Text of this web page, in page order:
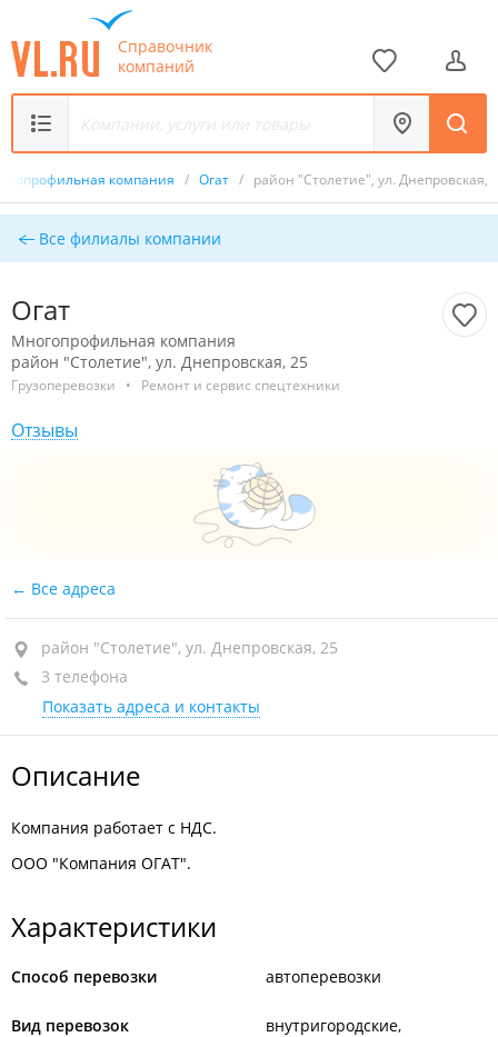
Справочник
компаний
компания / Огат / район "Столетие", ул. Днепровская,
Все филиалы компании
Огат
Многопрофильная компания
район "Столетие", ул. Днепровская, 25
Грузоперевозки • Ремонт и сервис спецтехники
Отзывы
Все адреса
район "Столетие", ул. Днепровская, 25
3 телефона
Показать адреса и контакты
Описание
Компания работает с НДС.
ООО "Компания ОГАТ".
Характеристики
Способ перевозки автоперевозки
Вид перевозок
внутригородские